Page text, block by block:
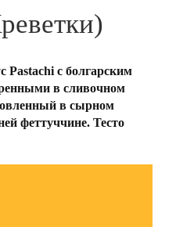
с болгарским
в сливочном
в сырном
феттуччине. Тесто